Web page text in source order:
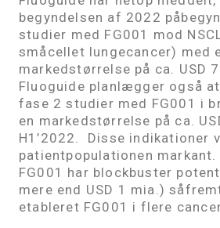
begyndelsen af 2022
studier med FG001 mod
småcellet lungecancer) med
markedstørrelse på ca. USD
Fluoguide planlægger også
fase 2 studier med FG001 i
en markedstørrelse på ca.
H1’2022. Disse indikationer
patientpopulationen
FG001 har blockbuster
mere end USD 1 mia.)
etableret FG001 i flere